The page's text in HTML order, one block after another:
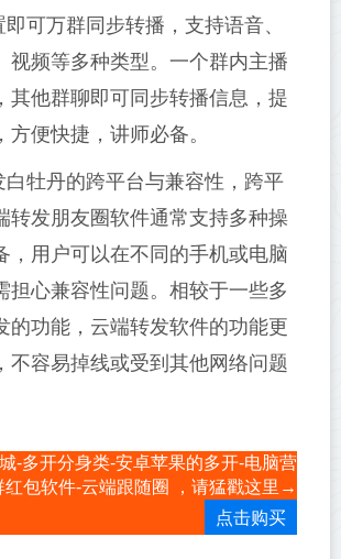
可万群同步转播，支持语音、
视频等多种类型。一个群内主播
其他群聊即可同步转播信息，提
方便快捷，讲师必备。
白牡丹的跨平台与兼容性，跨平
转发朋友圈软件通常支持多种操
，用户可以在不同的手机或电脑
担心兼容性问题。相较于一些多
的功能，云端转发软件的功能更
不容易掉线或受到其他网络问题
-多开分身类-安卓苹果的多开-电脑营
红包软件-云端跟随圈 ，请猛戳这里→
点击购买